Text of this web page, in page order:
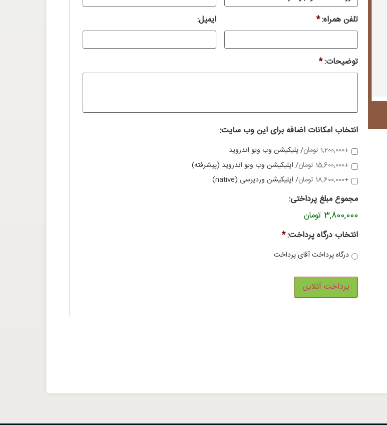
تلفن همراه:* ایمیل:
توضیحات:*
انتخاب امکانات اضافه برای این وب سایت:
/ پلیکیشن وب ویو اندروید
+1,200,000 تومان
/ اپلیکیشن وب ویو اندروید (پیشرفته)
+15,600,000 تومان
/ اپلیکیشن وردپرسی (native)
+18,600,000 تومان
مجموع مبلغ پرداختی:
3,800,000 تومان
انتخاب درگاه پرداخت:*
درگاه پرداخت آقای پرداخت